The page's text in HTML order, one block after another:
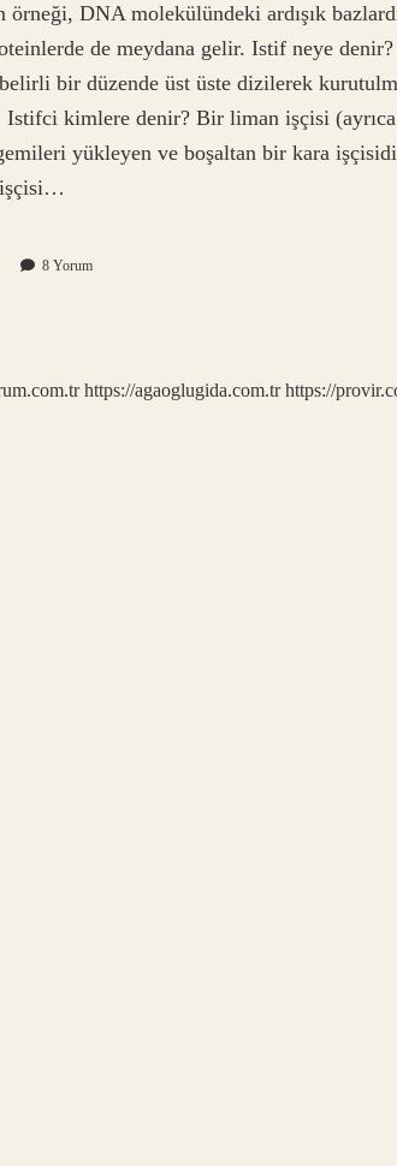
örneği, DNA molekülündeki ardışık
de meydana gelir. Istif neye denir?
bir düzende üst üste dizilerek
Istifci kimlere denir? Bir liman işçisi
yükleyen ve boşaltan bir kara
8 Yorum
https://agaoglugida.com.tr https://